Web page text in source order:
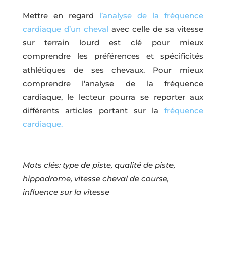
Mettre en regard l’analyse de la fréquence
cardiaque d’un cheval avec celle de sa vitesse
sur terrain lourd est clé pour mieux
comprendre les préférences et spécificités
athlétiques de ses chevaux. Pour mieux
comprendre l’analyse de la fréquence
cardiaque, le lecteur pourra se reporter aux
différents articles portant sur lafréquence
cardiaque.
Mots clés: type de piste, qualité de piste,
hippodrome, vitesse cheval de course,
influence sur la vitesse